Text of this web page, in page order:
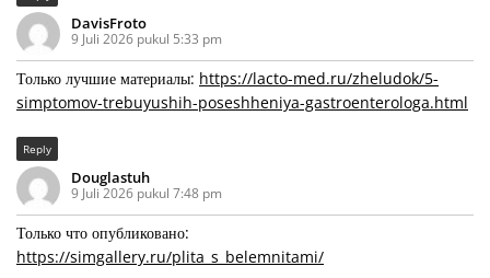
DavisFroto
9 Juli 2026 pukul 5:33 pm
Только лучшие материалы: https://lacto-med.ru/zheludok/5-
simptomov-trebuyushih-poseshheniya-gastroenterologa.html
Reply
Douglastuh
9 Juli 2026 pukul 7:48 pm
Только что опубликовано:
https://simgallery.ru/plita_s_belemnitami/